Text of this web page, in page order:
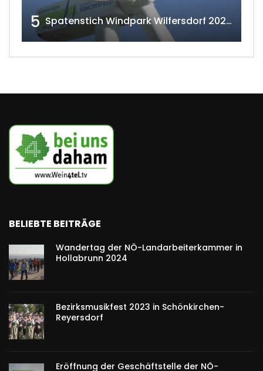
5 Spatenstich Windpark Wilfersdorf 2023 w4tv177
BELIEBTE BEITRÄGE
Wandertag der NÖ-Landarbeiterkammer in
Hollabrunn 2024
Bezirksmusikfest 2023 in Schönkirchen-
Reyersdorf
Eröffnung der Geschäftstelle der NÖ-